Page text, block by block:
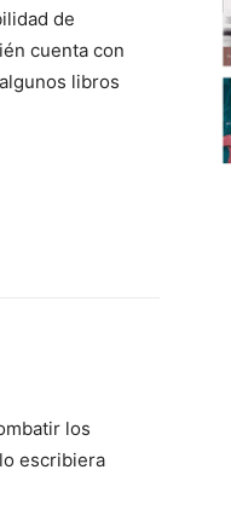
de
cuenta con
libros
los
escribiera